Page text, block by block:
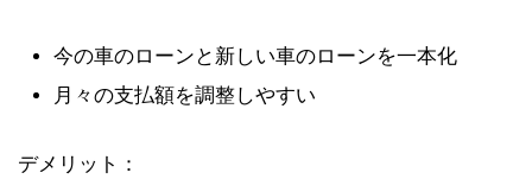
今の車のローンと新しい車のローンを一本化
月々の支払額を調整しやすい
デメリット：